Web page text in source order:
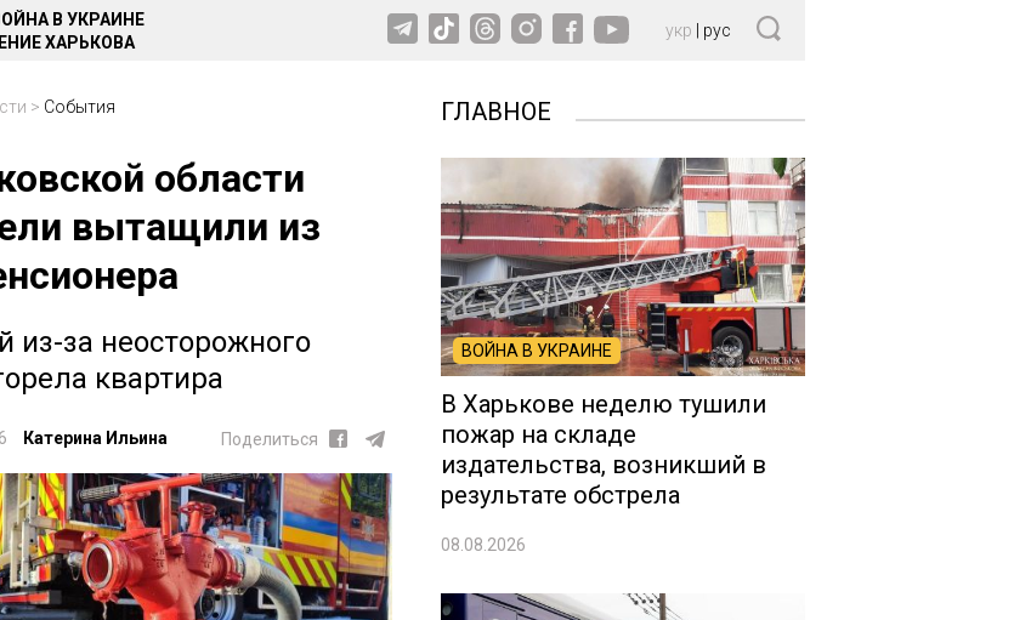
В УКРАИНЕ
ХАРЬКОВА
укр рус
> События
области
вытащили из
из-за неосторожного
квартира
Катерина Ильина Поделиться
ГЛАВНОЕ
ВОЙНА В УКРАИНЕ
В Харькове неделю тушили
пожар на складе
издательства, возникший в
результате обстрела
08.08.2026